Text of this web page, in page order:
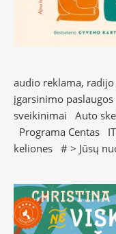
audio reklama,
įgarsinimo paslaugos
sveikinimai
Auto
Programa Centas
keliones # > Jūsų